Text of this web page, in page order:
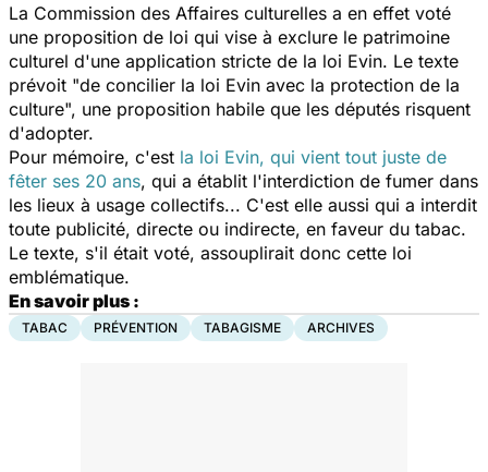
La Commission des Affaires culturelles a en effet voté
une proposition de loi qui vise à exclure le patrimoine
culturel d'une application stricte de la loi Evin. Le texte
prévoit "de concilier la loi Evin avec la protection de la
culture", une proposition habile que les députés risquent
d'adopter.
Pour mémoire, c'est la loi Evin, qui vient tout juste de
fêter ses 20 ans, qui a établit l'interdiction de fumer dans
les lieux à usage collectifs... C'est elle aussi qui a interdit
toute publicité, directe ou indirecte, en faveur du tabac.
Le texte, s'il était voté, assouplirait donc cette loi
emblématique.
En savoir plus :
TABAC PRÉVENTION TABAGISME ARCHIVES